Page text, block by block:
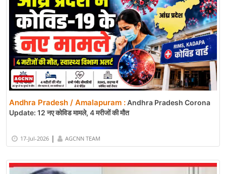
Andhra Pradesh / Amalapuram :Andhra Pradesh Corona
Update: 12 नए कोविड मामले, 4 मरीजों की मौत
17-Jul-2026 | AGCNN TEAM